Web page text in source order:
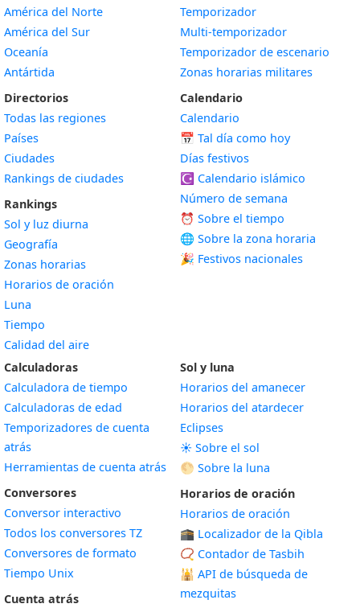
América del Norte
América del Sur
Oceanía
Antártida
Directorios
Todas las regiones
Países
Ciudades
Rankings de ciudades
Rankings
Sol y luz diurna
Geografía
Zonas horarias
Horarios de oración
Luna
Tiempo
Calidad del aire
Temporizador
Multi-temporizador
Temporizador de escenario
Zonas horarias militares
Calendario
Calendario
📅 Tal día como hoy
Días festivos
☪️ Calendario islámico
Número de semana
⏰ Sobre el tiempo
🌐 Sobre la zona horaria
🎉 Festivos nacionales
Calculadoras
Calculadora de tiempo
Calculadoras de edad
Temporizadores de cuenta
atrás
Herramientas de cuenta atrás
Conversores
Conversor interactivo
Todos los conversores TZ
Conversores de formato
Tiempo Unix
Cuenta atrás
Sol y luna
Horarios del amanecer
Horarios del atardecer
Eclipses
☀️ Sobre el sol
🌕 Sobre la luna
Horarios de oración
Horarios de oración
🕋 Localizador de la Qibla
📿 Contador de Tasbih
🕌 API de búsqueda de
mezquitas